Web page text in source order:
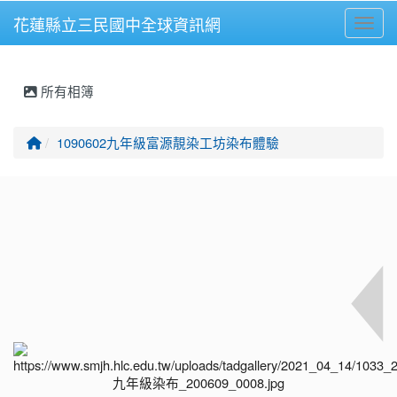
⏸
花蓮縣立三民國中全球資訊網
所有相簿
回首頁
1090602九年級富源靚染工坊染布體驗